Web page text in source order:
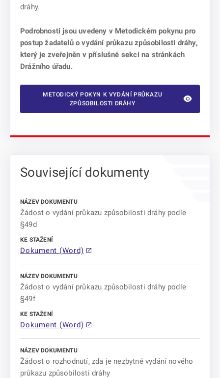
dráhy.
Podrobnosti jsou uvedeny v Metodickém pokynu pro
postup žadatelů o vydání průkazu způsobilosti dráhy,
který je zveřejněn v příslušné sekci na stránkách
Drážního úřadu.
METODICKÝ POKYN K VYDÁNÍ PRŮKAZU
ZPŮSOBILOSTI DRÁHY
Související dokumenty
Žádost o vydání průkazu způsobilosti dráhy podle
§49d
Dokument (Word)
Žádost o vydání průkazu způsobilosti dráhy podle
§49f
Dokument (Word)
Žádost o rozhodnutí, zda je nezbytné vydání nového
průkazu způsobilosti dráhy